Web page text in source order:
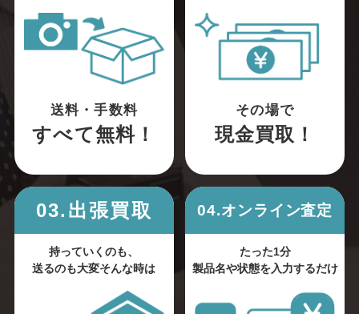
送料・手数料
すべて無料！
その場で
現金買取！
03.出張買取
持っていくのも、
送るのも大変そんな時は
04.オンライン査定
たった1分
製品名や状態を入力するだけ